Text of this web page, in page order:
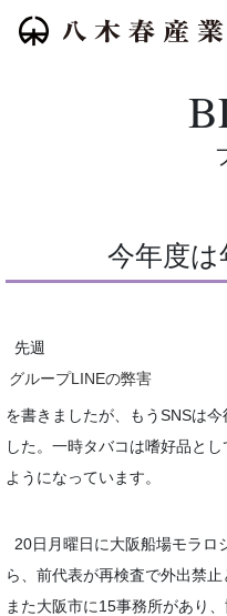
今年度は
先週
グループLINEの弊害
を書きましたが、もうSNSは
した。一時タバコは嗜好品と
ようになっています。
20日月曜日に大阪船場モラロ
ら、前代表が再検査で外出禁
また大阪市に15事務所があり